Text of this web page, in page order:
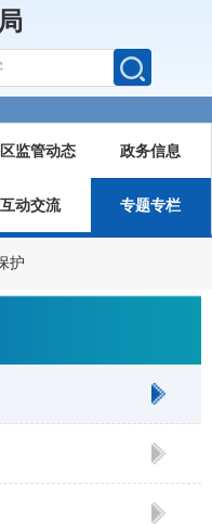
监管动态 政务信息
互动交流 专题专栏
护